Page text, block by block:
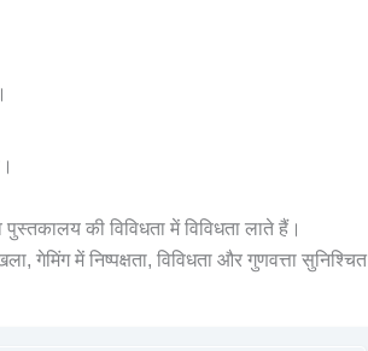
की विविधता में विविधता लाते हैं।
में निष्पक्षता, विविधता और गुणवत्ता सुनिश्चित